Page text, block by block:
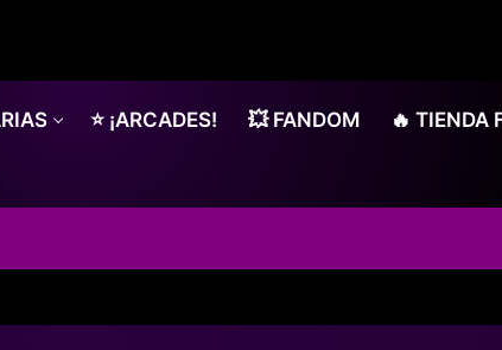
⭐ ¡ARCADES! 💥 FANDOM 🔥 TIENDA